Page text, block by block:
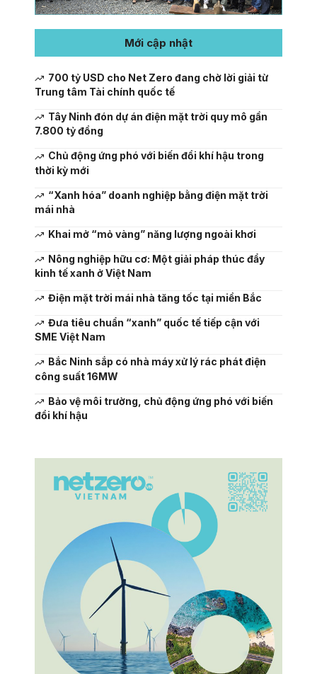
Mới cập nhật
700 tỷ USD cho Net Zero đang chờ lời giải từ
Trung tâm Tài chính quốc tế
Tây Ninh đón dự án điện mặt trời quy mô gần
7.800 tỷ đồng
Chủ động ứng phó với biến đổi khí hậu trong
thời kỳ mới
“Xanh hóa” doanh nghiệp bằng điện mặt trời
mái nhà
Khai mở “mỏ vàng” năng lượng ngoài khơi
Nông nghiệp hữu cơ: Một giải pháp thúc đẩy
kinh tế xanh ở Việt Nam
Điện mặt trời mái nhà tăng tốc tại miền Bắc
Đưa tiêu chuẩn “xanh” quốc tế tiếp cận với
SME Việt Nam
Bắc Ninh sắp có nhà máy xử lý rác phát điện
công suất 16MW
Bảo vệ môi trường, chủ động ứng phó với biến
đổi khí hậu